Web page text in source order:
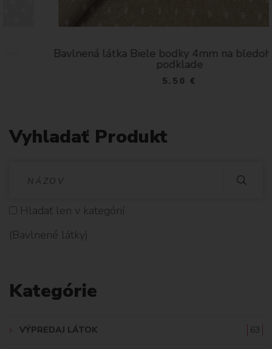
Bavlnená látka Biele bodky 4mm na bledohnedom
podklade
Vyhladať Produkt
D
Hladať len v kategórií
(Bavlnené látky)
Kategórie
VÝPREDAJ LÁTOK 63